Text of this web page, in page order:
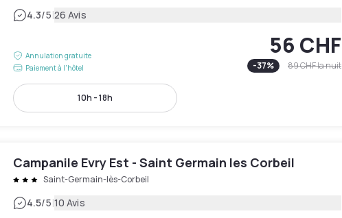
4.3/5|26 Avis
Annulation gratuite
Paiement à l'hôtel
56 CHF
-37% 89 CHFla nuit
10h - 18h
Campanile Evry Est - Saint Germain les Corbeil
Saint-Germain-lès-Corbeil
4.5/5|10 Avis